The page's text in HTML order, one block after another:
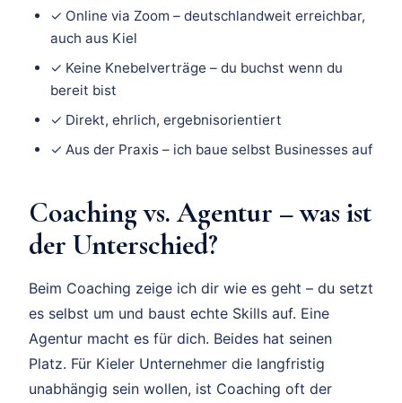
✓ Online via Zoom – deutschlandweit erreichbar,
auch aus Kiel
✓ Keine Knebelverträge – du buchst wenn du
bereit bist
✓ Direkt, ehrlich, ergebnisorientiert
✓ Aus der Praxis – ich baue selbst Businesses auf
Coaching vs. Agentur – was ist
der Unterschied?
Beim Coaching zeige ich dir wie es geht – du setzt
es selbst um und baust echte Skills auf. Eine
Agentur macht es für dich. Beides hat seinen
Platz. Für Kieler Unternehmer die langfristig
unabhängig sein wollen, ist Coaching oft der